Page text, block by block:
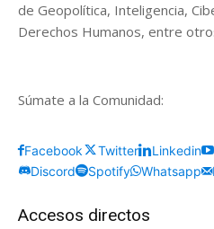
de Geopolítica, Inteligencia,
Derechos Humanos, entre
Súmate a la Comunidad:
Facebook Twitter Linkedin
Discord
Spotify Whatsapp
Accesos directos